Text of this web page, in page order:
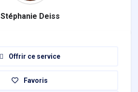
Stéphanie Deiss
Offrir ce service
Favoris